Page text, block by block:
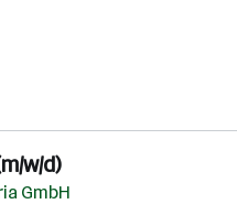
w/d)
GmbH